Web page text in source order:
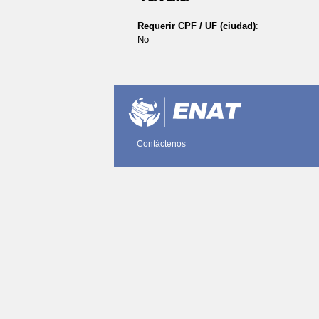
Requerir CPF / UF (ciudad):
No
Documento
Contáctenos